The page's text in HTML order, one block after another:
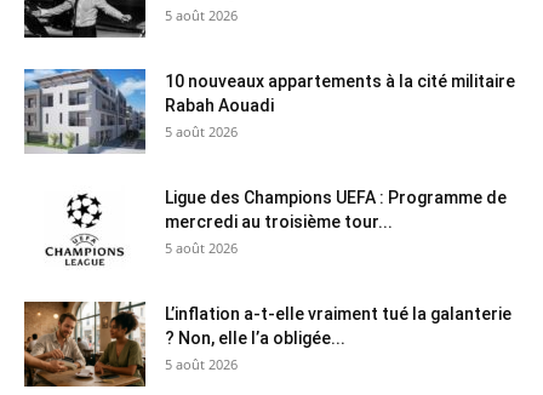
5 août 2026
10 nouveaux appartements à la cité militaire
Rabah Aouadi
5 août 2026
Ligue des Champions UEFA : Programme de
mercredi au troisième tour...
5 août 2026
L’inflation a-t-elle vraiment tué la galanterie
? Non, elle l’a obligée...
5 août 2026